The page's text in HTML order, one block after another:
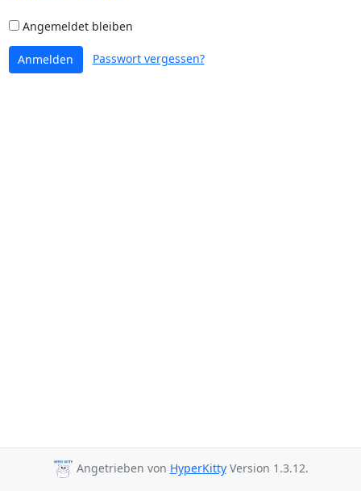
Angemeldet bleiben
Anmelden Passwort vergessen?
Angetrieben von HyperKittyVersion 1.3.12.